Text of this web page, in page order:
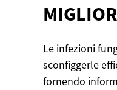
Le infezioni
sconfiggerle
fornendo